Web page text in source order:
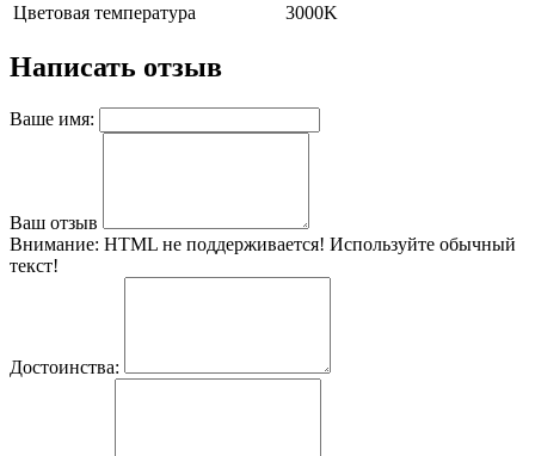
Цветовая температура
3000K
Написать отзыв
Ваше имя:
Ваш отзыв
Внимание: HTML не поддерживается! Используйте обычный
текст!
Достоинства: